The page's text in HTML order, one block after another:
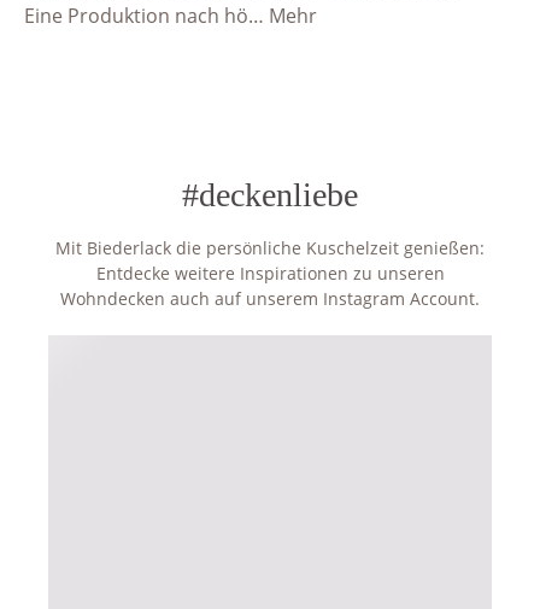
Eine Produktion nach hö… Mehr
#deckenliebe
Mit Biederlack die persönliche Kuschelzeit genießen:
Entdecke weitere Inspirationen zu unseren
Wohndecken auch auf unserem Instagram Account.